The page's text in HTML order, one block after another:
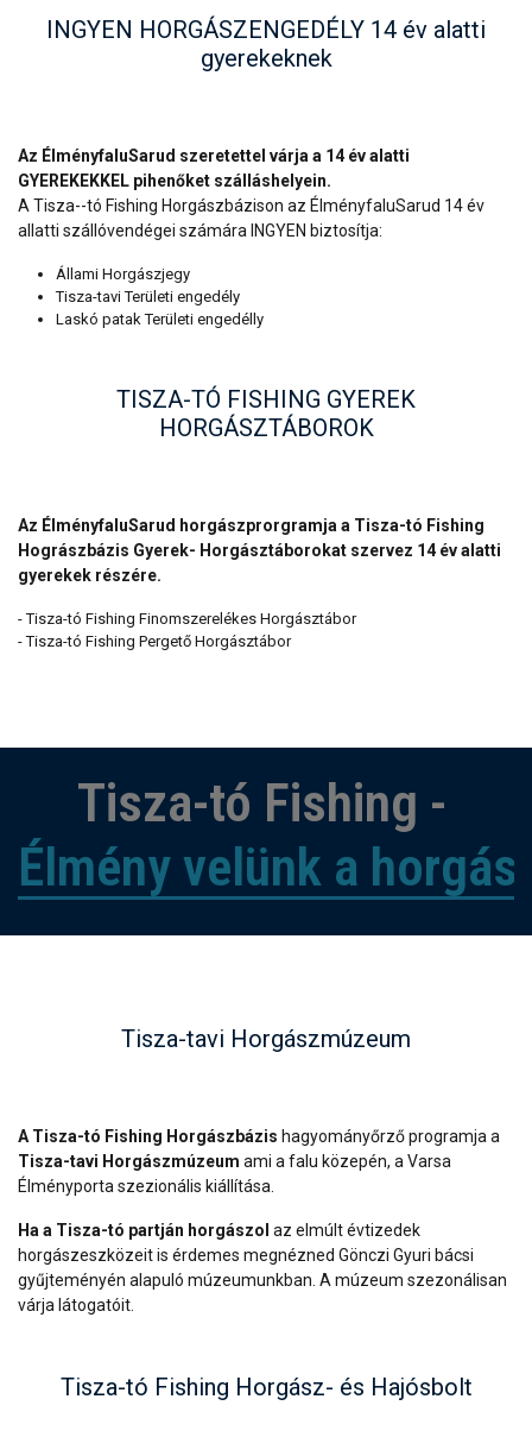
INGYEN HORGÁSZENGEDÉLY 14 év alatti
gyerekeknek
Az ÉlményfaluSarud szeretettel várja a 14 év alatti
GYEREKEKKEL pihenőket szálláshelyein.
A Tisza--tó Fishing Horgászbázison az ÉlményfaluSarud 14 év
allatti szállóvendégei számára INGYEN biztosítja:
Állami Horgászjegy
Tisza-tavi Területi engedély
Laskó patak Területi engedélly
TISZA-TÓ FISHING GYEREK
HORGÁSZTÁBOROK
Az ÉlményfaluSarud horgászprorgramja a Tisza-tó Fishing
Hográszbázis Gyerek- Horgásztáborokat szervez 14 év alatti
gyerekek részére.
- Tisza-tó Fishing Finomszerelékes Horgásztábor
- Tisza-tó Fishing Pergető Horgásztábor
Tisza-tó Fishing -
Élmény velünk a
Tisza-tavi Horgászmúzeum
A Tisza-tó Fishing Horgászbázis hagyományőrző programja a
Tisza-tavi Horgászmúzeum ami a falu közepén, a Varsa
Élményporta szezionális kiállítása.
Ha a Tisza-tó partján horgászol az elmúlt évtizedek
horgászeszközeit is érdemes megnézned Gönczi Gyuri bácsi
gyűjteményén alapuló múzeumunkban. A múzeum szezonálisan
várja látogatóit.
Tisza-tó Fishing Horgász- és Hajósbolt